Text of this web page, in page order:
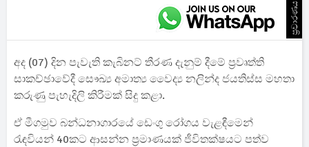
ප්‍රචාරණය
අද (07) දින පැවැති කැබිනට් තීරණ දැනුම් දීමේ ප්‍රවෘත්ති
සාකච්ඡාවේදී සෞඛ්‍ය අමාත්‍ය වෛද්‍ය නලින්ද ජයතිස්ස මහතා
කරුණු පැහැදිලි කිරීමක් සිදු කළා.
ඒ මීගමුව බන්ධනාගාරයේ ඩෙංගු රෝගය වැළඳීමෙන්
රැඳවියන් 40කට ආසන්න ප්‍රමාණයක් ජීවිතක්ෂයට පත්ව